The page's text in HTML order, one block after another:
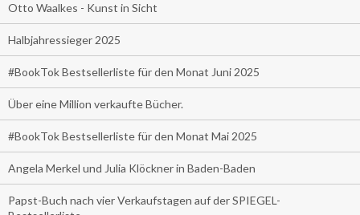
Otto Waalkes - Kunst in Sicht
Halbjahressieger 2025
#BookTok Bestsellerliste für den Monat Juni 2025
Über eine Million verkaufte Bücher.
#BookTok Bestsellerliste für den Monat Mai 2025
Angela Merkel und Julia Klöckner in Baden-Baden
Papst-Buch nach vier Verkaufstagen auf der SPIEGEL-